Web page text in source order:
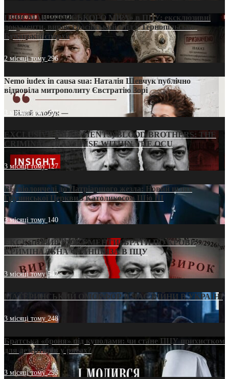
ПРИСМАК «РУССЬКОГО МІРА» в ПЦУ: ексклюзивні
документи, вирок і російський слід у Тернопільсько-
Бучацькій єпархії
2 місяці тому 296
Nemo iudex in causa sua: Наталія Шевчук публічно
відповіла митрополиту Євстратію Зорі
3 місяці тому213
EXCLUSIVE (DOCUMENTS)/BLOOD BROTHERS: THE
CRIMINAL FRANCHISE WITHIN THE OCU
3 місяці тому127
Від віолончелі до Патріаршого жезла: Новий шлях
Грузинської Церкви з Католикосом Шіо III
3 місяці тому 140
ЕКСКЛЮЗИВ (ДОКУМЕНТИ)/БРАТИ ПО КРОВІ:
КРИМІНАЛЬНА ФРАНШИЗА В ПЦУ
3 місяці тому542
МАТЕРИНСЬКИЙ ОМОРФОР В ЧАС ВІЙНИ В УКРАЇНІ
3 місяці тому248
Братська «броня» під куполами: чи стане ПЦУ прихистком
для дезертирів у рясах?
3 місяці тому293